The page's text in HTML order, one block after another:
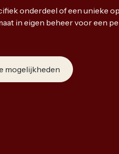
onderdeel of een unieke
in eigen beheer voor een
mogelijkheden